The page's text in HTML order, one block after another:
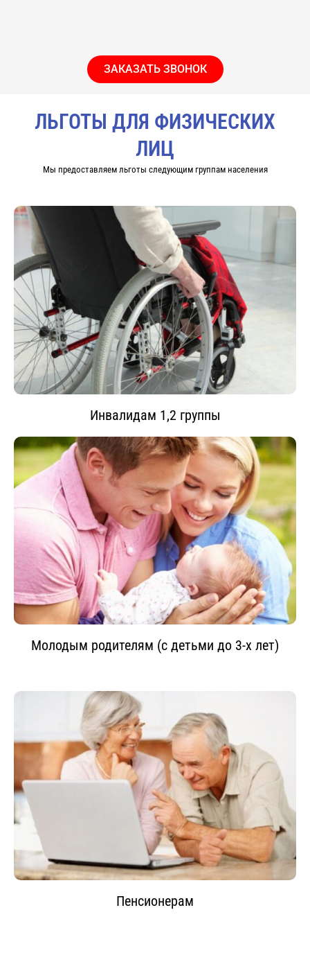
ЗАКАЗАТЬ ЗВОНОК
ЛЬГОТЫ ДЛЯ ФИЗИЧЕСКИХ
ЛИЦ
Мы предоставляем льготы следующим группам населения
Инвалидам 1,2 группы
Молодым родителям (с детьми до 3-х лет)
Пенсионерам